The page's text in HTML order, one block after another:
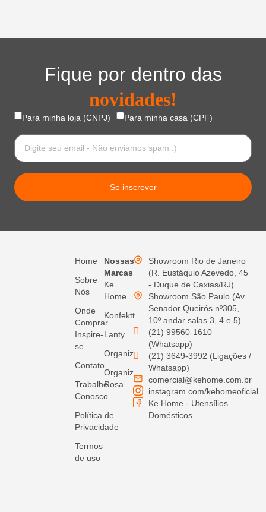
Fique por dentro das
novidades!
Para minha loja (CNPJ) Para minha casa (CPF)
Se inscrever
Home
Sobre
Nós
Onde
Comprar
Inspire-
se
Contato
Trabalhe
Conosco
Política de
Privacidade
Termos
de uso
Nossas
Marcas
Ke
Home
Konfektt
Lanty
Organiz
Organiz
Rosa
Showroom Rio de Janeiro
(R. Eustáquio Azevedo, 45
- Duque de Caxias/RJ)
Showroom São Paulo (Av.
Senador Queirós nº305,
10º andar salas 3, 4 e 5)
(21) 99560-1610
(Whatsapp)
(21) 3649-3992 (Ligações /
Whatsapp)
comercial@kehome.com.br
instagram.com/kehomeoficial
Ke Home - Utensílios
Domésticos